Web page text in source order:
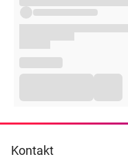
Kontakt